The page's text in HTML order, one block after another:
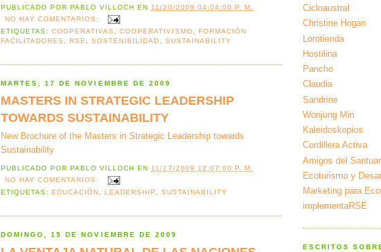
PUBLICADO PORPABLO VILLOCH EN 11/20/2009 04:04:00 P. M.
NO HAY COMENTARIOS:
ETIQUETAS:COOPERATIVAS ,COOPERATIVISMO
FORMACIÓN
FACILITADORES
,RSE ,SOSTENIBILIDAD SUSTAINABILITY
MARTES, 17 DE NOVIEMBRE DE 2009
MASTERS IN STRATEGIC LEADERSHIP
TOWARDS SUSTAINABILITY
New Brochure of the Masters in Strategic Leadership towards
Sustainability
PUBLICADO PORPABLO VILLOCH EN 11/17/2009 12:07:00 P. M.
NO HAY COMENTARIOS:
ETIQUETAS:EDUCACIÓN ,LEADERSHIP SUSTAINABILITY
DOMINGO, 15 DE NOVIEMBRE DE 2009
Cicloaustral
Christine Hogan
Lorotienda
Hostilina
Pancho
Claudia
Sandrine
Wonjung Min
Kaleidoskopios
Cordillera Activa
Amigos del
Ecoturismo y
Marketing para
implementaRSE
ESCRITOS